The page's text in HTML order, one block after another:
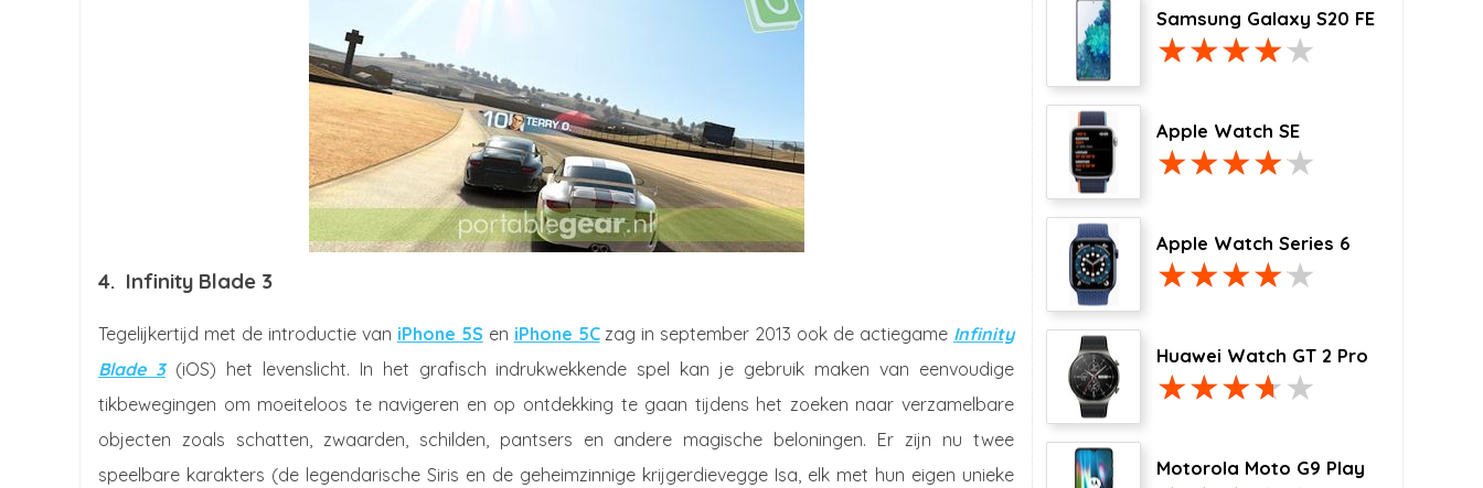
4. Infinity Blade 3
Tegelijkertijd met de introductie van iPhone 5S en iPhone 5Czag in september 2013 ook de actiegame Infinity
Blade 3(iOS) het levenslicht. In het grafisch indrukwekkende spel kan je gebruik maken van eenvoudige
tikbewegingen om moeiteloos te navigeren en op ontdekking te gaan tijdens het zoeken naar verzamelbare
objecten zoals schatten, zwaarden, schilden, pantsers en andere magische beloningen. Er zijn nu twee
speelbare karakters (de legendarische Siris en de geheimzinnige krijgerdievegge Isa, elk met hun eigen unieke
Samsung Galaxy S20 FE
Apple Watch SE
Apple Watch Series 6
Huawei Watch GT 2 Pro
Motorola Moto G9 Play